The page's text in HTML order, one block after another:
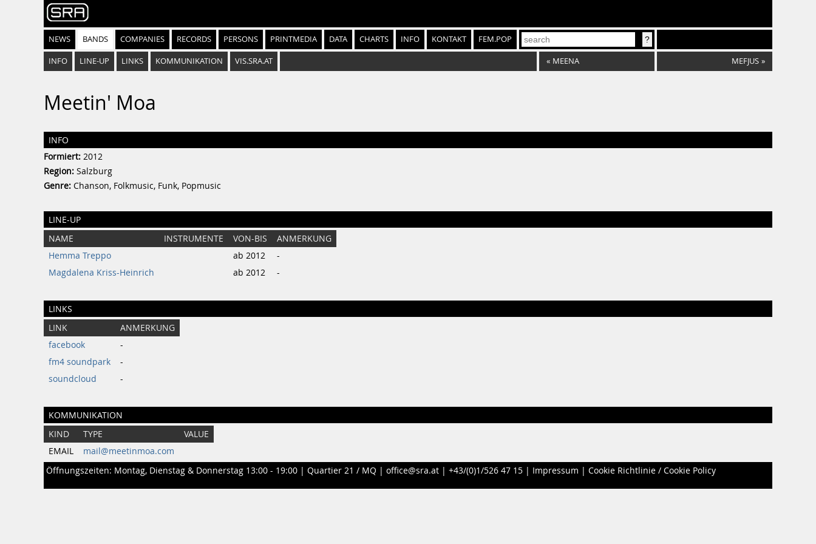
NEWS BANDS COMPANIES RECORDS PERSONS PRINTMEDIA DATA CHARTS INFO KONTAKT FEM.POP
INFO LINE-UP LINKS KOMMUNIKATION VIS.SRA.AT « MEENA MEFJUS »
Meetin' Moa
INFO
Formiert: 2012
Region: Salzburg
Genre: Chanson, Folkmusic, Funk, Popmusic
LINE-UP
NAME INSTRUMENTE VON-BIS
ANMERKUNG
Hemma Treppo
ab 2012
-
Magdalena Kriss-Heinrich
ab 2012 -
LINKS
LINK
ANMERKUNG
facebook
-
fm4 soundpark
-
soundcloud
-
KOMMUNIKATION
KIND TYPE
VALUE
EMAIL
mail@meetinmoa.com
Öffnungszeiten: Montag, Dienstag & Donnerstag 13:00 - 19:00 | Quartier 21 / MQ | office@sra.at | +43/(0)1/526 47 15 | Impressum | Cookie Richtlinie / Cookie Policy